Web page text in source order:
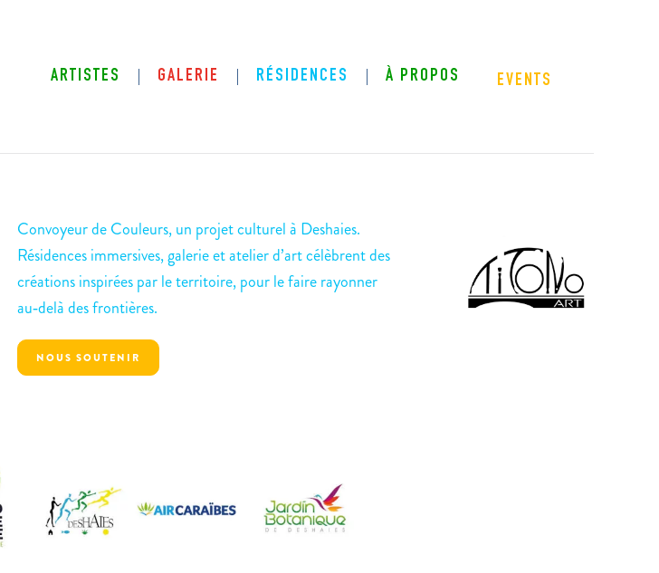
ARTISTES GALERIE RÉSIDENCES À PROPOS EVENTS
Convoyeur de Couleurs, un projet culturel à Deshaies.
Résidences immersives, galerie et atelier d’art célèbrent des
créations inspirées par le territoire, pour le faire rayonner
au‑delà des frontières.
NOUS SOUTENIR